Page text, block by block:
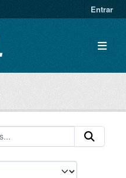
Entrar